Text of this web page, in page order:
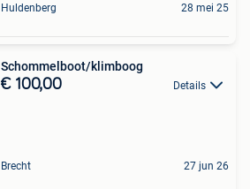
Huldenberg 28 mei 25
Schommelboot/klimboog
€ 100,00 Details
Brecht 27 jun 26